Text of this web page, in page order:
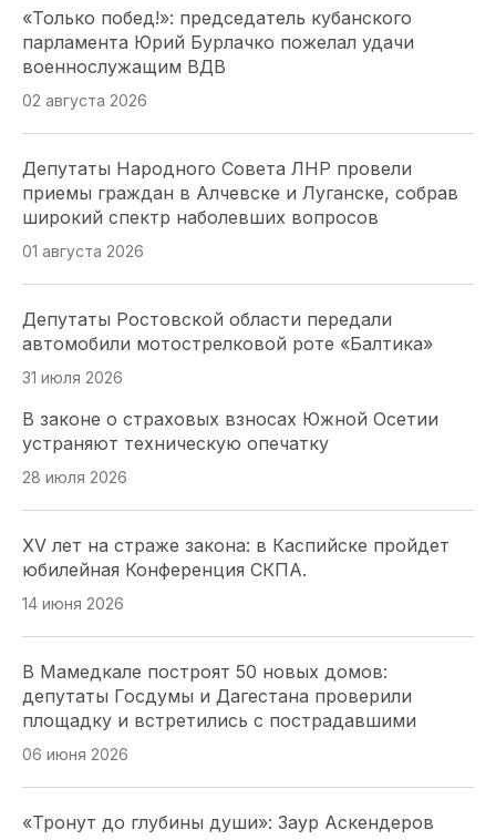
«Только побед!»: председатель кубанского
парламента Юрий Бурлачко пожелал удачи
военнослужащим ВДВ
02 августа 2026
Депутаты Народного Совета ЛНР провели
приемы граждан в Алчевске и Луганске, собрав
широкий спектр наболевших вопросов
01 августа 2026
Депутаты Ростовской области передали
автомобили мотострелковой роте «Балтика»
31 июля 2026
Севастопольские депутаты проверили работу
топливной системы и помогли водителям на
Астраханский парламент поддержал проект
А. Ищенко . Донской парламент будет так же
настойчиво продвигать свои инициативы и в
В законе о страховых взносах Южной Осетии
устраняют техническую опечатку
28 июля 2026
XV лет на страже закона: в Каспийске пройдет
юбилейная Конференция СКПА.
14 июня 2026
В Мамедкале построят 50 новых домов:
депутаты Госдумы и Дагестана проверили
площадку и встретились с пострадавшими
06 июня 2026
«Тронут до глубины души»: Заур Аскендеров